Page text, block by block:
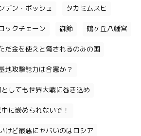
デン・ボッシュ タカミムスヒ
ックチェーン 御節 鶴ヶ丘八幡宮
だ金を使えと脅されるのみの国
地攻撃能力は合憲か？
としても世界大戦に巻き込め
中に嵌められないで！
けど最悪にヤバいのはロシア